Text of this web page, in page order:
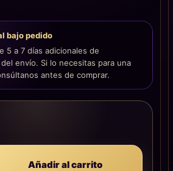
bajo pedido
5 a 7 días adicionales de
envío. Si lo necesitas para una
antes de comprar.
Añadir al carrito